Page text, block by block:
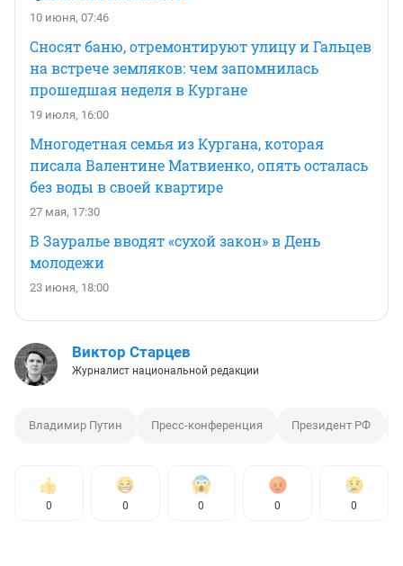
10 июня, 07:46
Сносят баню, отремонтируют улицу и Гальцев
на встрече земляков: чем запомнилась
прошедшая неделя в Кургане
19 июля, 16:00
Многодетная семья из Кургана, которая
писала Валентине Матвиенко, опять осталась
без воды в своей квартире
27 мая, 17:30
В Зауралье вводят «сухой закон» в День
молодежи
23 июня, 18:00
Виктор Старцев
Журналист национальной редакции
Владимир Путин Пресс-конференция Президент РФ
0 0 0 0 0